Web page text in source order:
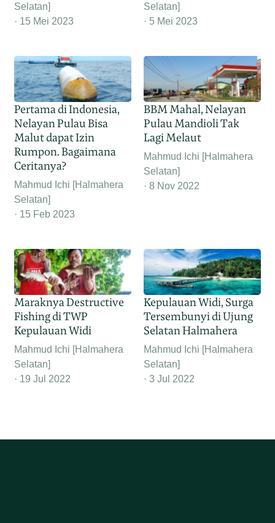
Selatan]
15 Mei 2023
Selatan]
5 Mei 2023
Pertama di Indonesia,
Nelayan Pulau Bisa
Malut dapat Izin
Rumpon. Bagaimana
Ceritanya?
Mahmud Ichi [Halmahera
Selatan]
15 Feb 2023
BBM Mahal, Nelayan
Pulau Mandioli Tak
Lagi Melaut
Mahmud Ichi [Halmahera
Selatan]
8 Nov 2022
Maraknya Destructive
Fishing di TWP
Kepulauan Widi
Mahmud Ichi [Halmahera
Selatan]
19 Jul 2022
Kepulauan Widi, Surga
Tersembunyi di Ujung
Selatan Halmahera
Mahmud Ichi [Halmahera
Selatan]
3 Jul 2022